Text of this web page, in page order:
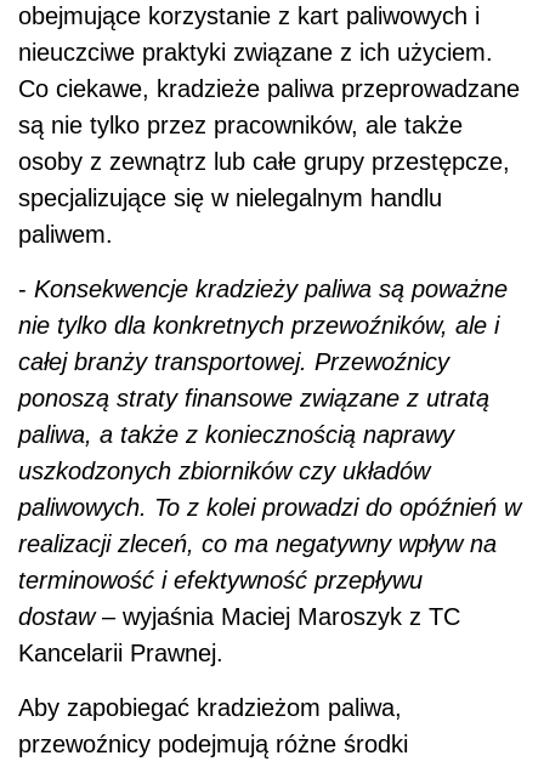
obejmujące korzystanie z kart paliwowych i
nieuczciwe praktyki związane z ich użyciem.
Co ciekawe, kradzieże paliwa przeprowadzane
są nie tylko przez pracowników, ale także
osoby z zewnątrz lub całe grupy przestępcze,
specjalizujące się w nielegalnym handlu
paliwem.
- Konsekwencje kradzieży paliwa są poważne
nie tylko dla konkretnych przewoźników, ale i
całej branży transportowej. Przewoźnicy
ponoszą straty finansowe związane z utratą
paliwa, a także z koniecznością naprawy
uszkodzonych zbiorników czy układów
paliwowych. To z kolei prowadzi do opóźnień w
realizacji zleceń, co ma negatywny wpływ na
terminowość i efektywność przepływu
dostaw– wyjaśnia Maciej Maroszyk z TC
Kancelarii Prawnej.
Aby zapobiegać kradzieżom paliwa,
przewoźnicy podejmują różne środki